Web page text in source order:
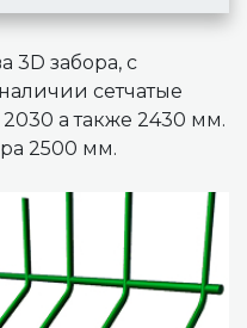
3D забора, с
сетчатые
2030 а также 2430 мм.
2500 мм.